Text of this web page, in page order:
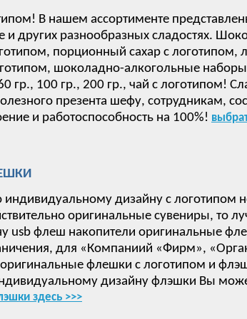
В нашем ассортименте
других разнообразных сладостях.
порционный сахар с логотипом,
шоколадно-алкогольные
гр., 100 гр., 200 гр., чай с
презента шефу, сотрудникам,
и работоспособность на 100%!
дизайну с логотипом
оригинальные сувениры, то
usb флеш накопители оригинальные
для «Компаниий «Фирм»,
флешки с логотипом и
дизайну флэшки Вы
здесь >>>